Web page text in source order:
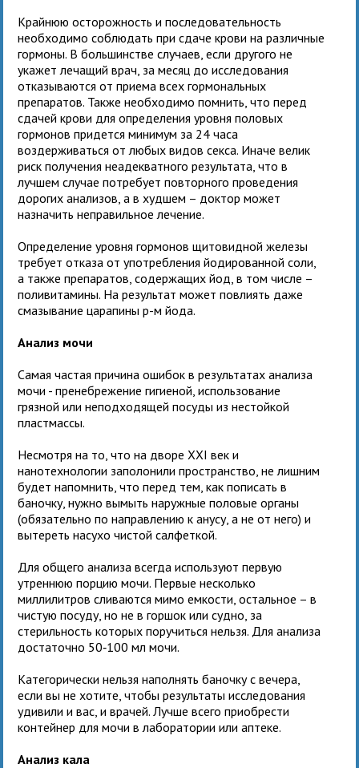
Крайнюю осторожность и последовательность
необходимо соблюдать при сдаче крови на различные
гормоны. В большинстве случаев, если другого не
укажет лечащий врач, за месяц до исследования
отказываются от приема всех гормональных
препаратов. Также необходимо помнить, что перед
сдачей крови для определения уровня половых
гормонов придется минимум за 24 часа
воздерживаться от любых видов секса. Иначе велик
риск получения неадекватного результата, что в
лучшем случае потребует повторного проведения
дорогих анализов, а в худшем – доктор может
назначить неправильное лечение.
Определение уровня гормонов щитовидной железы
требует отказа от употребления йодированной соли,
а также препаратов, содержащих йод, в том числе –
поливитамины. На результат может повлиять даже
смазывание царапины р-м йода.
Анализ мочи
Самая частая причина ошибок в результатах анализа
мочи - пренебрежение гигиеной, использование
грязной или неподходящей посуды из нестойкой
пластмассы.
Несмотря на то, что на дворе XXI век и
нанотехнологии заполонили пространство, не лишним
будет напомнить, что перед тем, как пописать в
баночку, нужно вымыть наружные половые органы
(обязательно по направлению к анусу, а не от него) и
вытереть насухо чистой салфеткой.
Для общего анализа всегда используют первую
утреннюю порцию мочи. Первые несколько
миллилитров сливаются мимо емкости, остальное – в
чистую посуду, но не в горшок или судно, за
стерильность которых поручиться нельзя. Для анализа
достаточно 50‑100 мл мочи.
Категорически нельзя наполнять баночку с вечера,
если вы не хотите, чтобы результаты исследования
удивили и вас, и врачей. Лучше всего приобрести
контейнер для мочи в лаборатории или аптеке.
Анализ кала